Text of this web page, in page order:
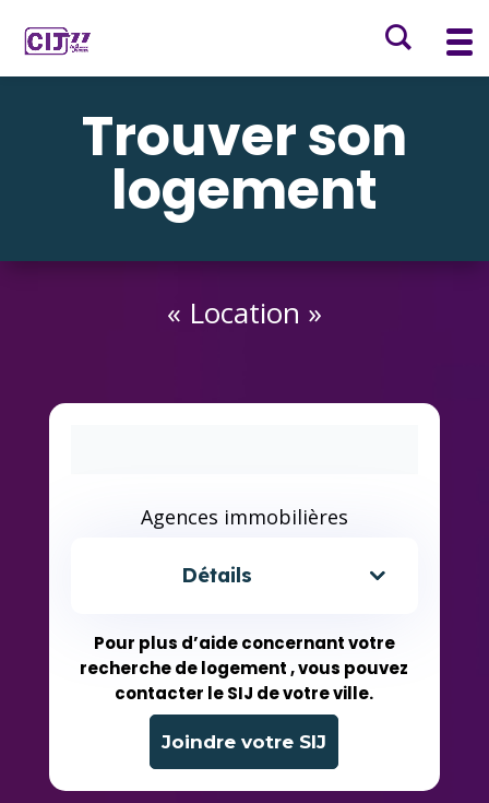
Trouver son
logement
« Location »
Agences immobilières
Détails
Pour plus d’aide concernant votre
recherche de logement , vous pouvez
contacter le SIJ de votre ville.
Joindre votre SIJ